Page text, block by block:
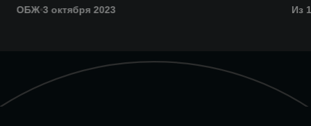
ОБЖ 3 октября 2023 Из